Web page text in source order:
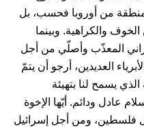
من أوروبا فحسب، بل
والكراهية. وبينما
المعذّب وأصلّي من أجل
العديدين، أرجو أن يتمّ
يسمح لنا بتهيئة
عادل ودائم. أيّها الإخوة
فلسطين، ومن أجل إسرائيل